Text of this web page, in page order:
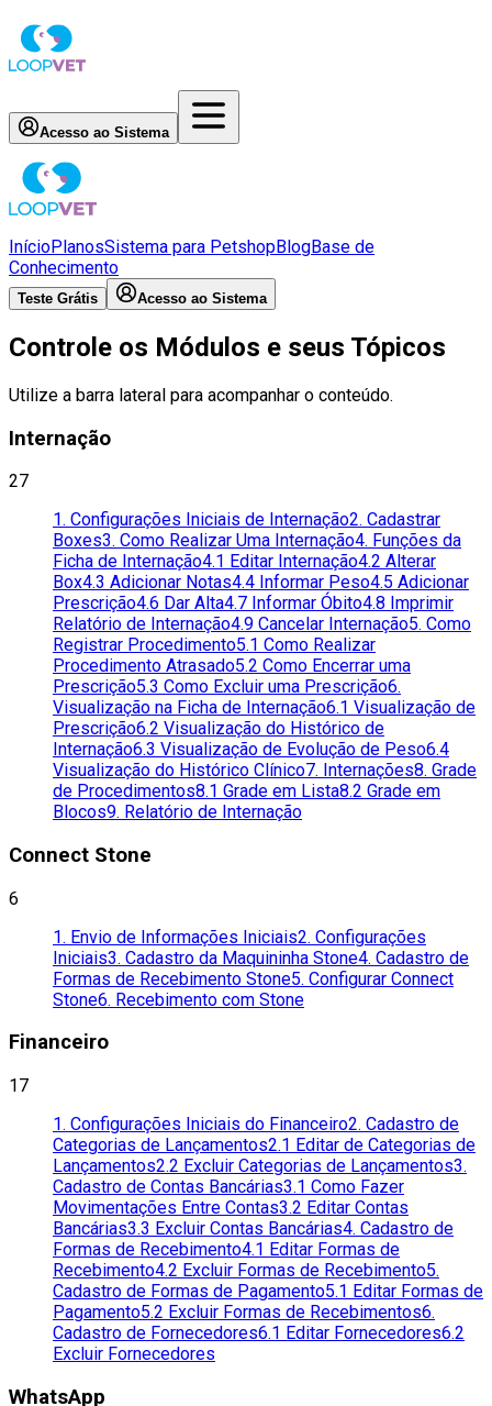
Acesso ao Sistema
InícioPlanosSistema para PetshopBlogBase de
Conhecimento
Teste Grátis Acesso ao Sistema
Controle os Módulos e seus Tópicos
Utilize a barra lateral para acompanhar o conteúdo.
Internação
27
1. Configurações Iniciais de Internação2. Cadastrar
Boxes3. Como Realizar Uma Internação4. Funções da
Ficha de Internação4.1 Editar Internação4.2 Alterar
Box4.3 Adicionar Notas4.4 Informar Peso4.5 Adicionar
Prescrição4.6 Dar Alta4.7 Informar Óbito4.8 Imprimir
Relatório de Internação4.9 Cancelar Internação5. Como
Registrar Procedimento5.1 Como Realizar
Procedimento Atrasado5.2 Como Encerrar uma
Prescrição5.3 Como Excluir uma Prescrição6.
Visualização na Ficha de Internação6.1 Visualização de
Prescrição6.2 Visualização do Histórico de
Internação6.3 Visualização de Evolução de Peso6.4
Visualização do Histórico Clínico7. Internações8. Grade
de Procedimentos8.1 Grade em Lista8.2 Grade em
Blocos9. Relatório de Internação
Connect Stone
6
1. Envio de Informações Iniciais2. Configurações
Iniciais3. Cadastro da Maquininha Stone4. Cadastro de
Formas de Recebimento Stone5. Configurar Connect
Stone6. Recebimento com Stone
Financeiro
17
1. Configurações Iniciais do Financeiro2. Cadastro de
Categorias de Lançamentos2.1 Editar de Categorias de
Lançamentos2.2 Excluir Categorias de Lançamentos3.
Cadastro de Contas Bancárias3.1 Como Fazer
Movimentações Entre Contas3.2 Editar Contas
Bancárias3.3 Excluir Contas Bancárias4. Cadastro de
Formas de Recebimento4.1 Editar Formas de
Recebimento4.2 Excluir Formas de Recebimento5.
Cadastro de Formas de Pagamento5.1 Editar Formas de
Pagamento5.2 Excluir Formas de Recebimentos6.
Cadastro de Fornecedores6.1 Editar Fornecedores6.2
Excluir Fornecedores
WhatsApp